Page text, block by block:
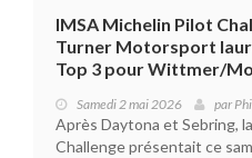
IMSA Michelin Pilot
Turner Motorsport
Top 3 pour Wittmer/
Samedi 2 mai 2026 par
Après Daytona et Sebring,
Challenge présentait ce